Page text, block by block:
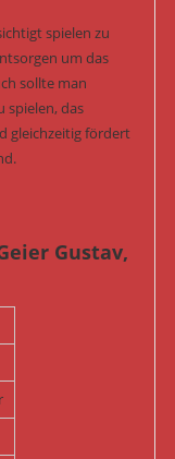
spielen zu
um das
sollte man
spielen, das
gleichzeitig fördert
Gustav,